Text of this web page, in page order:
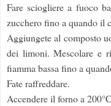
Fare sciogliere a fuoco
zucchero fino a quando il
Aggiungete al composto
dei limoni. Mescolare e
fiamma bassa fino a
Fate raffreddare.
Accendere il forno a